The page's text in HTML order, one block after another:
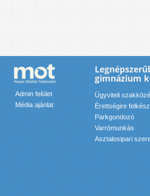
Admin felület
Média ajánlat
gimnázium
Ügyviteli
Érettségire
Parkgondozó
Varrómunkás
Asztalosipari